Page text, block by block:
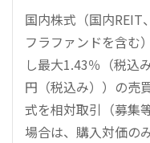
国内株式（国内REIT
フラファンドを含む
し最大1.43％（税込
円（税込み））の売
式を相対取引（募集
場合は、購入対価の